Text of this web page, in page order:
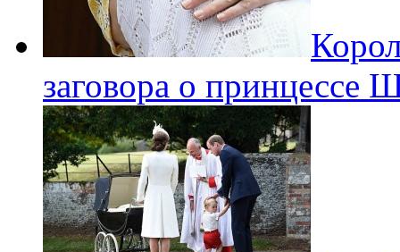
заговора о принцессе